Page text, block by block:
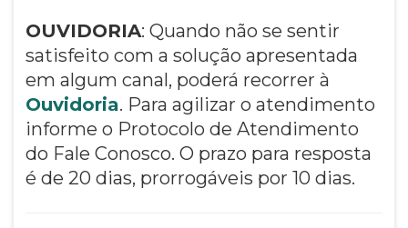
OUVIDORIA: Quando não se sentir
satisfeito com a solução apresentada
em algum canal, poderá recorrer à
Ouvidoria. Para agilizar o atendimento
informe o Protocolo de Atendimento
do Fale Conosco. O prazo para resposta
é de 20 dias, prorrogáveis por 10 dias.